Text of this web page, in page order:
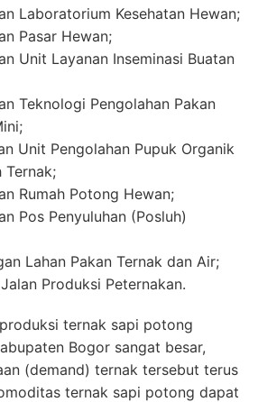
Laboratorium Kesehatan Hewan;
Pasar Hewan;
Unit Layanan Inseminasi Buatan
Teknologi Pengolahan Pakan
Unit Pengolahan Pupuk Organik
Ternak;
Rumah Potong Hewan;
Pos Penyuluhan (Posluh)
Lahan Pakan Ternak dan Air;
Produksi Peternakan.
ternak sapi potong
Bogor sangat besar,
(demand) ternak tersebut terus
ternak sapi potong dapat